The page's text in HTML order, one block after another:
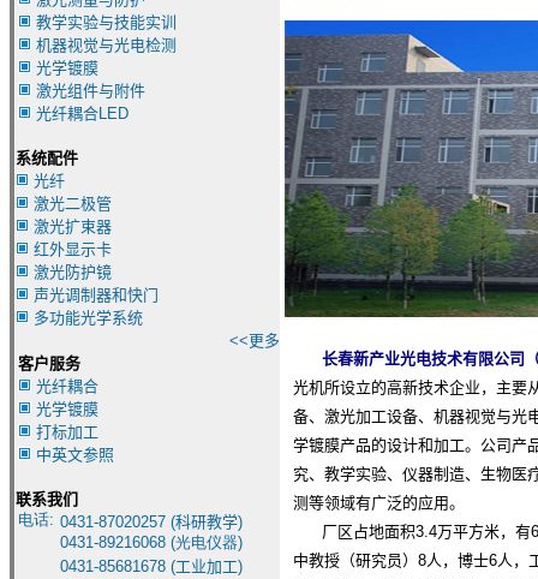
教学实验与技能实训
机器视觉与光电检测
光学镀膜
激光组件与附件
光纤耦合LED
系统配件
光纤
激光二极管
激光扩束器
红外显示卡
激光防护镜
声光调制器和快门
多功能光学系统
<<更多
客户服务
光纤耦合
光学镀膜
打标加工
中英文参照
联系我们
电话: 0431-87020257 (科研教学)
0431-89216068 (光电仪器)
0431-85681678 (工业加工)
长春新产业光电技术有限公司
光机所设立的高新技术企业，主要
备、激光加工设备、机器视觉与光
学镀膜产品的设计和加工。公司产
究、教学实验、仪器制造、生物医
测等领域有广泛的应用。
厂区占地面积3.4万平方米，
中教授（研究员）8人，博士6人，